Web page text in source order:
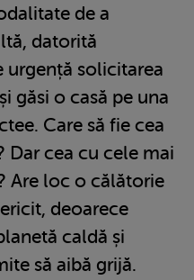
de a
datorită
urgență solicitarea
găsi o casă pe una
Care să fie cea
Dar cea cu cele mai
Are loc o călătorie
deoarece
caldă și
să aibă grijă.